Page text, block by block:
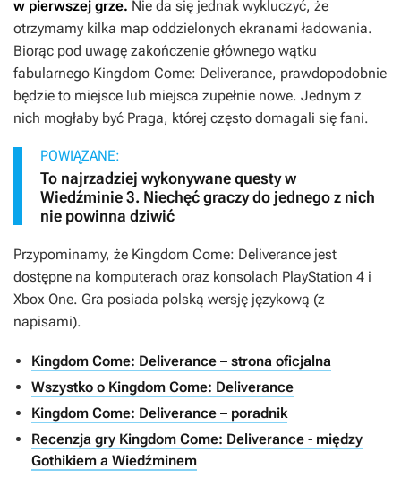
w pierwszej grze. Nie da się jednak wykluczyć, że
otrzymamy kilka map oddzielonych ekranami ładowania.
Biorąc pod uwagę zakończenie głównego wątku
fabularnego Kingdom Come: Deliverance, prawdopodobnie
będzie to miejsce lub miejsca zupełnie nowe. Jednym z
nich mogłaby być Praga, której często domagali się fani.
POWIĄZANE:
To najrzadziej wykonywane questy w
Wiedźminie 3. Niechęć graczy do jednego z nich
nie powinna dziwić
Przypominamy, że Kingdom Come: Deliverance jest
dostępne na komputerach oraz konsolach PlayStation 4 i
Xbox One. Gra posiada polską wersję językową (z
napisami).
Kingdom Come: Deliverance – strona oficjalna
Wszystko o Kingdom Come: Deliverance
Kingdom Come: Deliverance – poradnik
Recenzja gry Kingdom Come: Deliverance - między
Gothikiem a Wiedźminem